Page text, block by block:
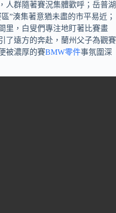
人群隨著賽況集體歡呼；岳普湖
”湊集著意猶未盡的市平易近；
里，白叟們專注地盯著比賽畫
了遠方的奔赴，蘭州父子為觀賽
被濃厚的賽BMW零件事氛圍深